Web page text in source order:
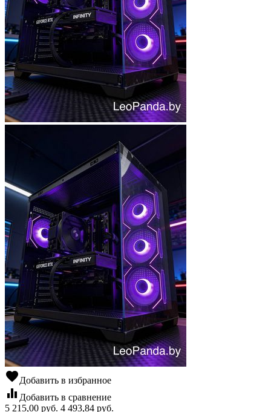
favoriteДобавить в избранное
equalizer Добавить в сравнение
5 215,00 руб. 4 493,84 руб.